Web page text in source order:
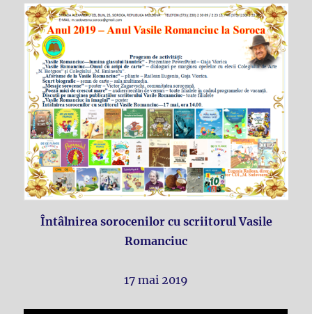
Întâlnirea sorocenilor cu scriitorul Vasile
Romanciuc
17 mai 2019